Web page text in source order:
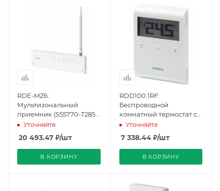
RDE-MZ6:
Мультизональный
приемник (S55770-T285),
Siemens
Уточняйте
20 493.47 ₽/шт
В КОРЗИНУ
RDD100.1RF:
Беспроводной
комнатный термостат с
батарейками DC 3 В
(S55770-T319), Siemens
Уточняйте
7 338.44₽/шт
В КОРЗИНУ